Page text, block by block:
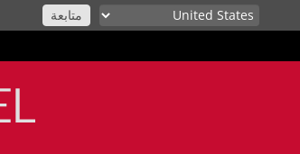
متابعة